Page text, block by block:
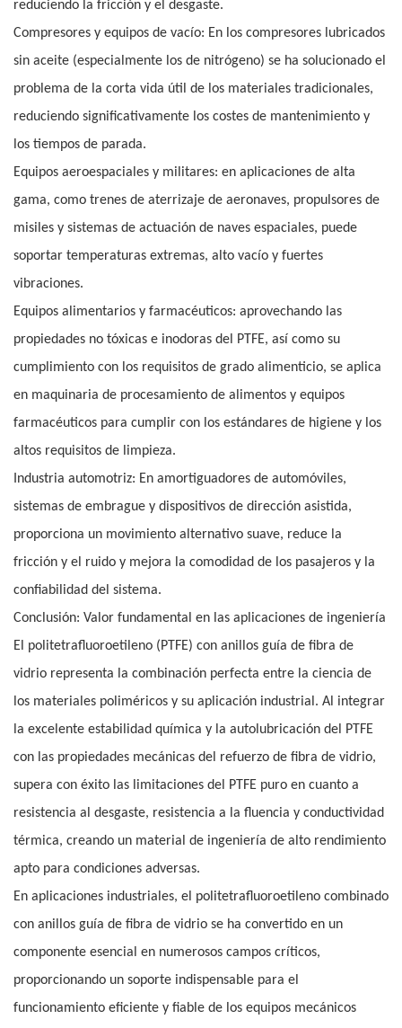
reduciendo la fricción y el desgaste.
Compresores y equipos de vacío: En los compresores lubricados
sin aceite (especialmente los de nitrógeno) se ha solucionado el
problema de la corta vida útil de los materiales tradicionales,
reduciendo significativamente los costes de mantenimiento y
los tiempos de parada.
Equipos aeroespaciales y militares: en aplicaciones de alta
gama, como trenes de aterrizaje de aeronaves, propulsores de
misiles y sistemas de actuación de naves espaciales, puede
soportar temperaturas extremas, alto vacío y fuertes
vibraciones.
Equipos alimentarios y farmacéuticos: aprovechando las
propiedades no tóxicas e inodoras del PTFE, así como su
cumplimiento con los requisitos de grado alimenticio, se aplica
en maquinaria de procesamiento de alimentos y equipos
farmacéuticos para cumplir con los estándares de higiene y los
altos requisitos de limpieza.
Industria automotriz: En amortiguadores de automóviles,
sistemas de embrague y dispositivos de dirección asistida,
proporciona un movimiento alternativo suave, reduce la
fricción y el ruido y mejora la comodidad de los pasajeros y la
confiabilidad del sistema.
Conclusión: Valor fundamental en las aplicaciones de ingeniería
El politetrafluoroetileno (PTFE) con anillos guía de fibra de
vidrio representa la combinación perfecta entre la ciencia de
los materiales poliméricos y su aplicación industrial. Al integrar
la excelente estabilidad química y la autolubricación del PTFE
con las propiedades mecánicas del refuerzo de fibra de vidrio,
supera con éxito las limitaciones del PTFE puro en cuanto a
resistencia al desgaste, resistencia a la fluencia y conductividad
térmica, creando un material de ingeniería de alto rendimiento
apto para condiciones adversas.
En aplicaciones industriales, el politetrafluoroetileno combinado
con anillos guía de fibra de vidrio se ha convertido en un
componente esencial en numerosos campos críticos,
proporcionando un soporte indispensable para el
funcionamiento eficiente y fiable de los equipos mecánicos